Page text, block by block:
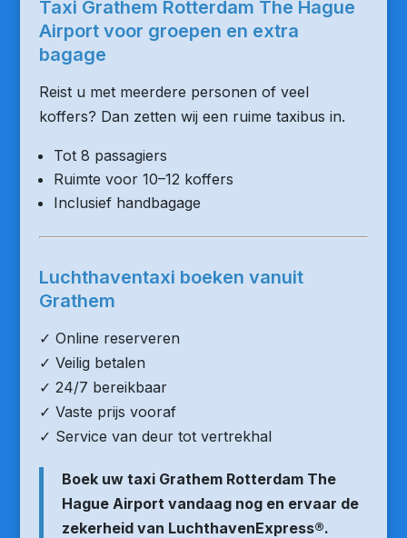
Taxi Grathem Rotterdam The Hague
Airport voor groepen en extra
bagage
Reist u met meerdere personen of veel
koffers? Dan zetten wij een ruime taxibus in.
Tot 8 passagiers
Ruimte voor 10–12 koffers
Inclusief handbagage
Luchthaventaxi boeken vanuit
Grathem
✓ Online reserveren
✓ Veilig betalen
✓ 24/7 bereikbaar
✓ Vaste prijs vooraf
✓ Service van deur tot vertrekhal
Boek uw taxi Grathem Rotterdam The
Hague Airport vandaag nog en ervaar de
zekerheid van LuchthavenExpress®.